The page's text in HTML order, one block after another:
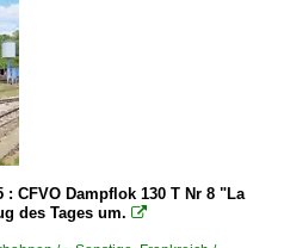
– Petit-Croix (–Mulhouse)
+ Korsika
– Mâcon-Loché – Sathonay
– Lyon (–Marseille)
– Montbeliard – Belfort
(–Porrentruy)
CFVO Dampflok 130 T Nr 8 "La
des Tages um. 